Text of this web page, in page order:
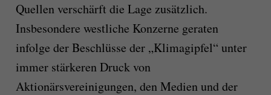
Quellen verschärft die Lage zusätzlich.
Insbesondere westliche Konzerne geraten
infolge der Beschlüsse der „Klimagipfel“ unter
immer stärkeren Druck von
Aktionärsvereinigungen, den Medien und der